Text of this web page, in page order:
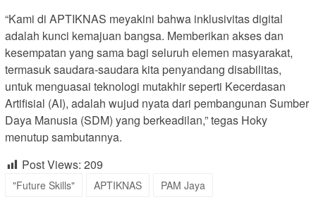
“Kami di APTIKNAS meyakini bahwa inklusivitas digital
adalah kunci kemajuan bangsa. Memberikan akses dan
kesempatan yang sama bagi seluruh elemen masyarakat,
termasuk saudara-saudara kita penyandang disabilitas,
untuk menguasai teknologi mutakhir seperti Kecerdasan
Artifisial (AI), adalah wujud nyata dari pembangunan Sumber
Daya Manusia (SDM) yang berkeadilan,” tegas Hoky
menutup sambutannya.
Post Views: 209
"Future Skills" APTIKNAS PAM Jaya